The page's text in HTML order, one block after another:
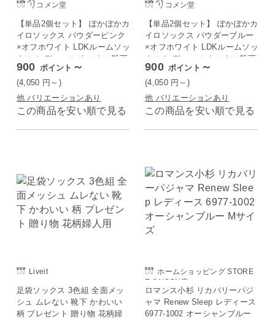
リコメン堂
【単品2個セット】 ぽかぽかカ
イロソックス パウダーピンク
×オフホワイト LDKルームソッ
クス レディース もこもこ靴下
レッグウォーマー あったかグ
ッズ 冷え 足首 ナイトソック
ス 防寒 防寒グッズ
900 ポイント ～
(4,050 円 ～)
他 バリエーションあり
この商品を安い順で見る
リコメン堂
【単品2個セット】 ぽかぽかカ
イロソックス パウダーブルー
×オフホワイト LDKルームソッ
クス レディース もこもこ靴下
レッグウォーマー あったかグ
ッズ 冷え 足首 ナイトソック
ス 防寒 防寒グッズ
900 ポイント ～
(4,050 円 ～)
他 バリエーションあり
この商品を安い順で見る
Liveit
足袋ソックス 3色組 全面メッ
シュ ムレない 靴下 かわいい
柄 プレゼント 贈り物 花柄婦
ホームショッピング STORE
E SAISON店
ロマンス小杉 リカバリーパジ
ャマ Renew Sleep レディース
6977-1002 オーシャンブルー